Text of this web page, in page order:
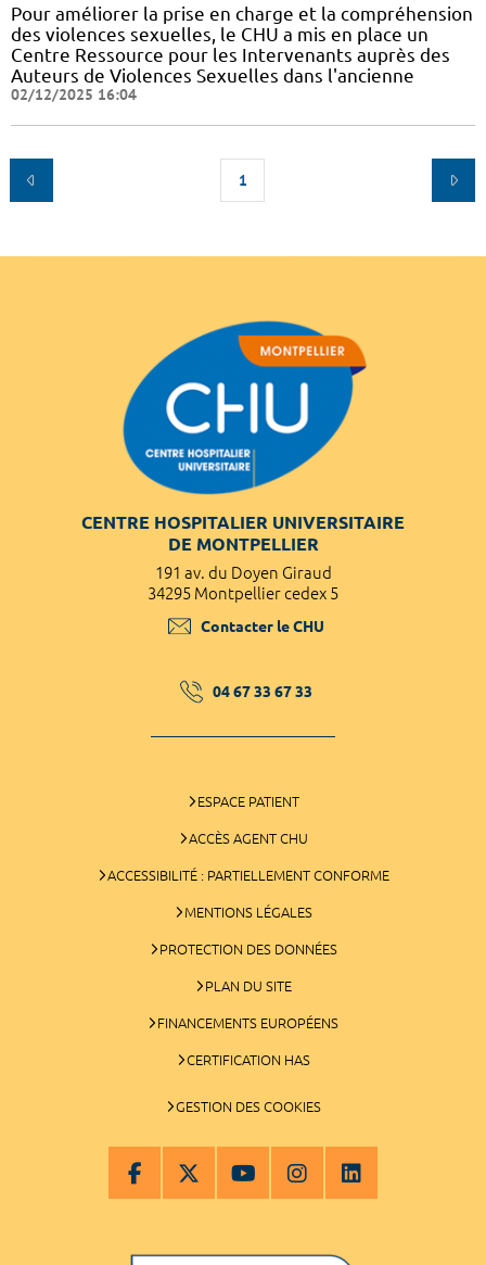
Pour améliorer la prise en charge et la compréhension
des violences sexuelles, le CHU a mis en place un
Centre Ressource pour les Intervenants auprès des
Auteurs de Violences Sexuelles dans l'ancienne
02/12/2025 16:04
1
CENTRE HOSPITALIER UNIVERSITAIRE
DE MONTPELLIER
191 av. du Doyen Giraud
34295 Montpellier cedex 5
Contacter le CHU
04 67 33 67 33
ESPACE PATIENT
ACCÈS AGENT CHU
ACCESSIBILITÉ : PARTIELLEMENT CONFORME
MENTIONS LÉGALES
PROTECTION DES DONNÉES
PLAN DU SITE
FINANCEMENTS EUROPÉENS
CERTIFICATION HAS
GESTION DES COOKIES